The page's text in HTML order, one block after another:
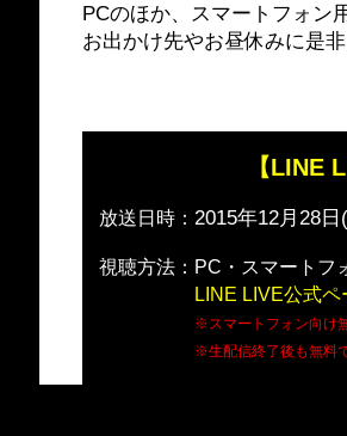
PCのほか、スマートフォン
お出かけ先やお昼休みに是
【LINE
放送日時：
視聴方法：
2015年12月28
PC・スマートフ
LINE LIVE公式ペ
※スマートフォン向け
※生配信終了後も無料